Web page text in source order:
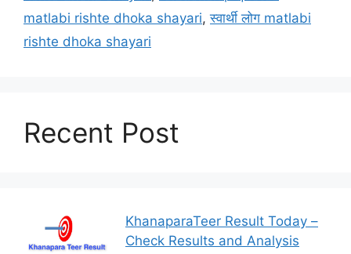
matlabi rishte dhoka shayari,स्वार्थी लोग matlabi
rishte dhoka shayari
Recent Post
KhanaparaTeer Result Today –
Check Results and Analysis